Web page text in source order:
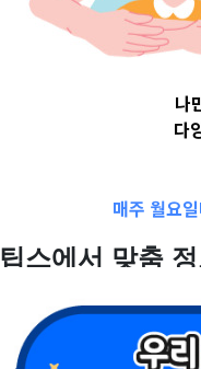
문구
나
다
매주 월요